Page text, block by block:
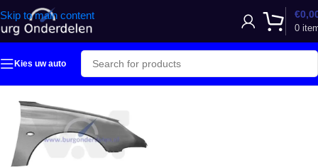
Skip to main content
0
€
Kies uw auto